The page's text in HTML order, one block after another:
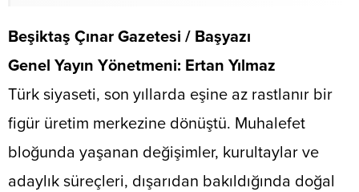
Beşiktaş Çınar Gazetesi / Başyazı
​Genel Yayın Yönetmeni: Ertan Yılmaz
​Türk siyaseti, son yıllarda eşine az rastlanır bir
figür üretim merkezine dönüştü. Muhalefet
bloğunda yaşanan değişimler, kurultaylar ve
adaylık süreçleri, dışarıdan bakıldığında doğal